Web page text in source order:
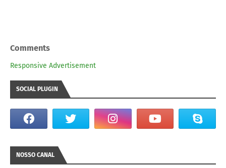
Comments
Responsive Advertisement
SOCIAL PLUGIN
NOSSO CANAL